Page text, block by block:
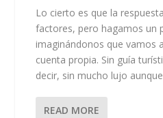
Lo cierto es que la
factores, pero hagamos un
imaginándonos que vamos
cuenta propia. Sin guía
decir, sin mucho lujo
READ MORE